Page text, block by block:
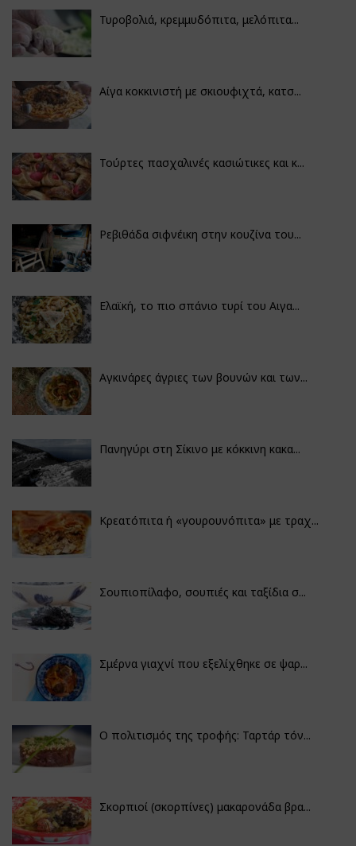
Τυροβολιά, κρεμμυδόπιτα, μελόπιτα...
Αίγα κοκκινιστή με σκιουφιχτά, κατσ...
Τούρτες πασχαλινές κασιώτικες και κ...
Ρεβιθάδα σιφνέικη στην κουζίνα του...
Ελαϊκή, το πιο σπάνιο τυρί του Αιγα...
Αγκινάρες άγριες των βουνών και των...
Πανηγύρι στη Σίκινο με κόκκινη κακα...
Κρεατόπιτα ή «γουρουνόπιτα» με τραχ...
Σουπιοπίλαφο, σουπιές και ταξίδια σ...
Σμέρνα γιαχνί που εξελίχθηκε σε ψαρ...
Ο πολιτισμός της τροφής: Ταρτάρ τόν...
Σκορπιοί (σκορπίνες) μακαρονάδα βρα...